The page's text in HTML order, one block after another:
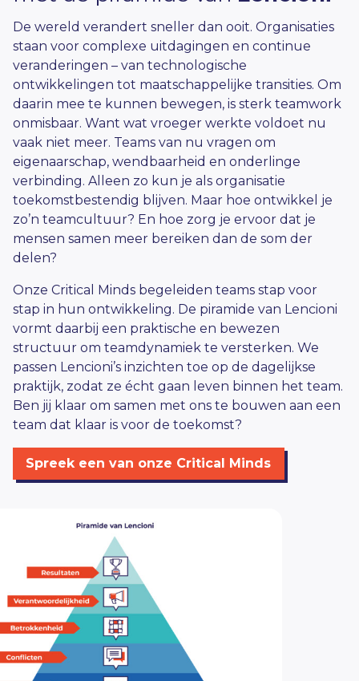
De wereld verandert sneller dan ooit. Organisaties
staan voor complexe uitdagingen en continue
veranderingen – van technologische
ontwikkelingen tot maatschappelijke transities. Om
daarin mee te kunnen bewegen, is sterk teamwork
onmisbaar. Want wat vroeger werkte voldoet nu
vaak niet meer. Teams van nu vragen om
eigenaarschap, wendbaarheid en onderlinge
verbinding. Alleen zo kun je als organisatie
toekomstbestendig blijven. Maar hoe ontwikkel je
zo’n teamcultuur? En hoe zorg je ervoor dat je
mensen samen meer bereiken dan de som der
delen?
Onze Critical Minds begeleiden teams stap voor
stap in hun ontwikkeling. De piramide van Lencioni
vormt daarbij een praktische en bewezen
structuur om teamdynamiek te versterken. We
passen Lencioni’s inzichten toe op de dagelijkse
praktijk, zodat ze écht gaan leven binnen het team.
Ben jij klaar om samen met ons te bouwen aan een
team dat klaar is voor de toekomst?
Spreek een van onze Critical Minds